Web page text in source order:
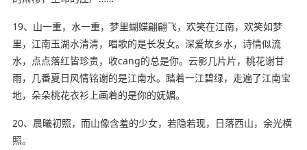
19、山一重，水一重，梦里蝴蝶翩翩飞，欢笑在江南，欢笑如梦
里，江南玉湖水清清，唱歌的是长发女。深爱故乡水，诗情似流
水，点点落红皆珍贵，收cang的总是你。云影几片片，桃花谢甘
雨，几番夏日风情铭谢的是江南水。踏着一江碧绿，走遍了江南宝
地，朵朵桃花衣衫上画着的是你的妩媚。
20、晨曦初照，而山像含羞的少女，若隐若现，日落西山，余光横
照。